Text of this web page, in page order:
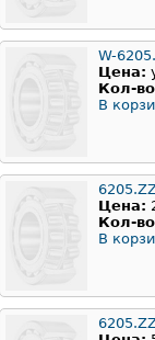
W-
Цена:
Кол-
В
Цена:
Кол-
В